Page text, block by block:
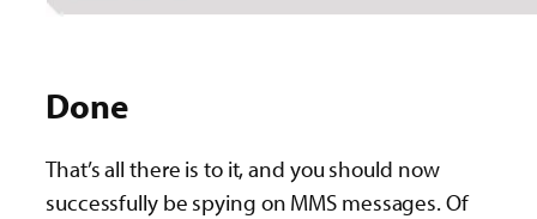
Done
That’s all there is to it, and you should now
successfully be spying on MMS messages. Of